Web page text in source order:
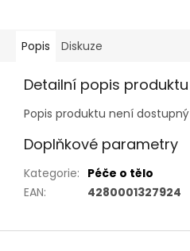
Popis Diskuze
Detailní popis produktu
Popis produktu není dostupný
Doplňkové parametry
Kategorie: Péče o tělo
EAN: 4280001327924
Z